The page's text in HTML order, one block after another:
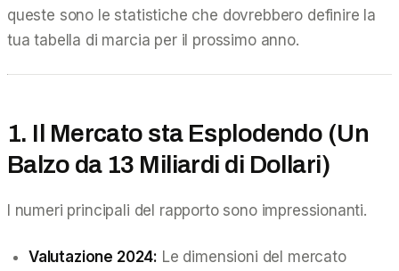
queste sono le statistiche che dovrebbero definire la
tua tabella di marcia per il prossimo anno.
1. Il Mercato sta Esplodendo (Un
Balzo da 13 Miliardi di Dollari)
I numeri principali del rapporto sono impressionanti.
Valutazione 2024: Le dimensioni del mercato